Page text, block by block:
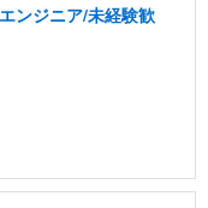
ンジニア/未経験歓